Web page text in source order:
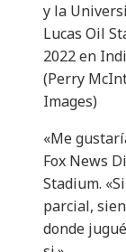
y la
Lucas Oil
2022 en
(Perry
Images)
«Me
Fox News
Stadium.
parcial,
donde